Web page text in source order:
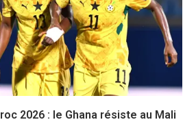
2026 : le Ghana résiste au Mali